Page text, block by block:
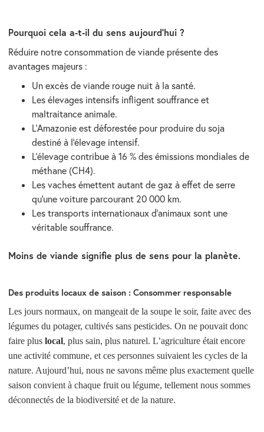
Pourquoi cela a-t-il du sens aujourd’hui ?
Réduire notre consommation de viande présente des
avantages majeurs :
Un excès de viande rouge nuit à la santé.
Les élevages intensifs infligent souffrance et
maltraitance animale.
L’Amazonie est déforestée pour produire du soja
destiné à l’élevage intensif.
L’élevage contribue à 16 % des émissions mondiales de
méthane (CH4).
Les vaches émettent autant de gaz à effet de serre
qu’une voiture parcourant 20 000 km.
Les transports internationaux d’animaux sont une
véritable souffrance.
Moins de viande signifie plus de sens pour la planète.
Des produits locaux de saison : Consommer responsable
Les jours normaux, on mangeait de la soupe le soir, faite avec des
légumes du potager, cultivés sans pesticides. On ne pouvait donc
faire plus local, plus sain, plus naturel. L’agriculture était encore
une activité commune, et ces personnes suivaient les cycles de la
nature. Aujourd’hui, nous ne savons même plus exactement quelle
saison convient à chaque fruit ou légume, tellement nous sommes
déconnectés de la biodiversité et de la nature.